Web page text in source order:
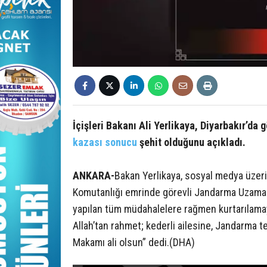
İçişleri Bakanı Ali Yerlikaya, Diyarbakır’da
kazası sonucu şehit olduğunu açıkladı.
ANKARA-Bakan Yerlikaya, sosyal medya
Komutanlığı emrinde görevli Jandarma
yapılan tüm müdahalelere rağmen
Allah’tan rahmet; kederli ailesine, Jandarma
Makamı ali olsun” dedi.(DHA)